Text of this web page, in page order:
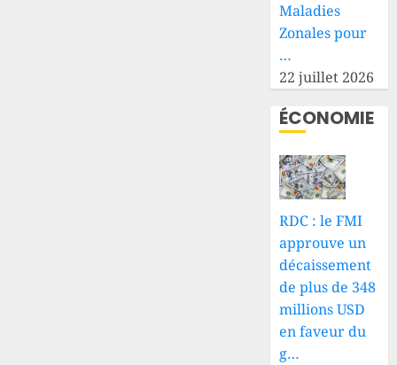
Maladies
Zonales pour
…
22 juillet 2026
ÉCONOMIE
RDC : le FMI
approuve un
décaissement
de plus de 348
millions USD
en faveur du
g…